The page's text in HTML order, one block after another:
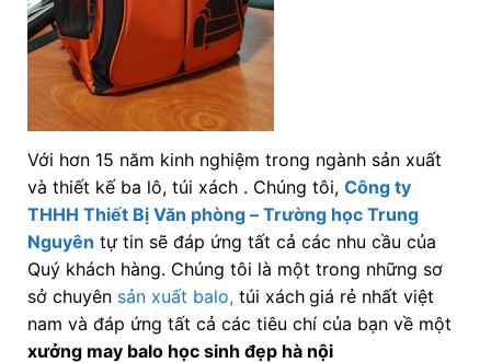
Với hơn 15 năm kinh nghiệm trong ngành sản xuất
và thiết kế ba lô, túi xách . Chúng tôi, Công ty
THHH Thiết Bị Văn phòng – Trường học Trung
Nguyên tự tin sẽ đáp ứng tất cả các nhu cầu của
Quý khách hàng. Chúng tôi là một trong những sơ
sở chuyên sản xuất balo, túi xách giá rẻ nhất việt
nam và đáp ứng tất cả các tiêu chí của bạn về một
xưởng may balo học sinh đẹp hà nội